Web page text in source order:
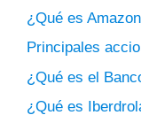
¿Qué es
Principales
¿Qué es el
¿Qué es